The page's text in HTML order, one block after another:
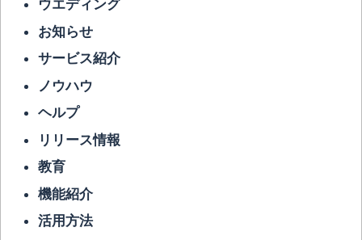
ウエディング
お知らせ
サービス紹介
ノウハウ
ヘルプ
リリース情報
教育
機能紹介
活用方法